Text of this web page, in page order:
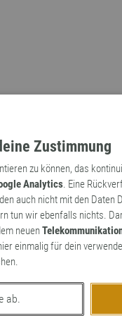
Zustimmung
zu können, das
Analytics. Eine
auch nicht mit den
tun wir ebenfalls nichts.
neuen
einmalig für dein
ab.